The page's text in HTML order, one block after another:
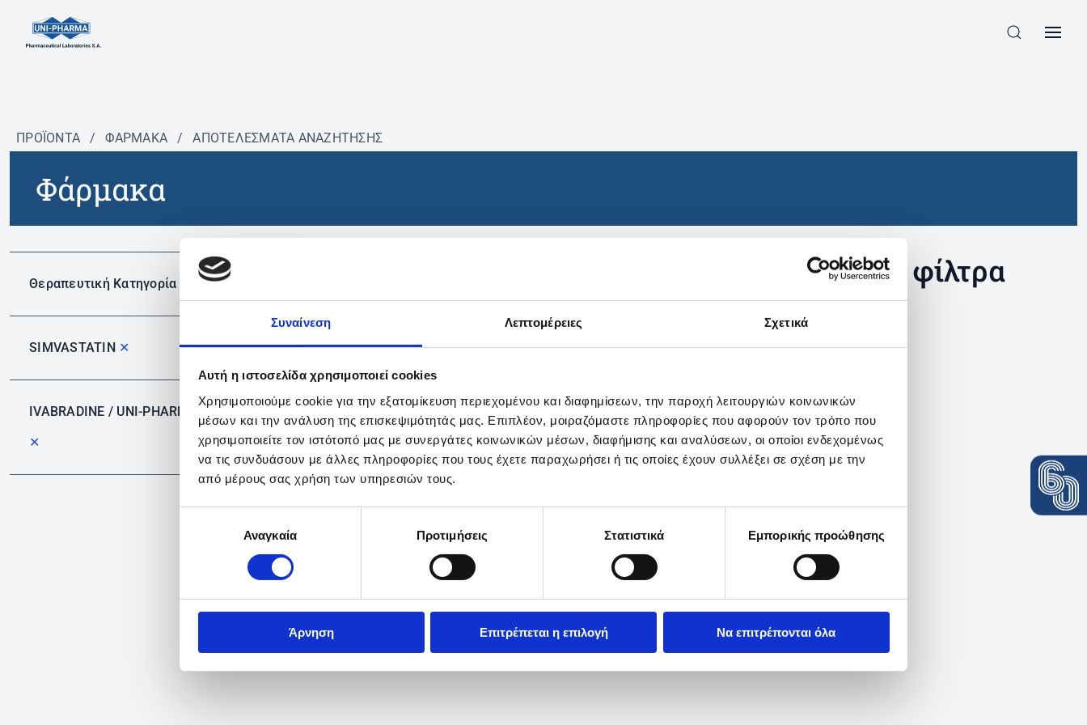
Συναίνεση Λεπτομέρειες Σχετικά
Αυτή η ιστοσελίδα χρησιμοποιεί cookies
Χρησιμοποιούμε cookie για την εξατομίκευση περιεχομένου και διαφημίσεων, την παροχή λειτουργιών κοινωνικών
μέσων και την ανάλυση της επισκεψιμότητάς μας. Επιπλέον, μοιραζόμαστε πληροφορίες που αφορούν τον τρόπο που
χρησιμοποιείτε τον ιστότοπό μας με συνεργάτες κοινωνικών μέσων, διαφήμισης και αναλύσεων, οι οποίοι ενδεχομένως
να τις συνδυάσουν με άλλες πληροφορίες που τους έχετε παραχωρήσει ή τις οποίες έχουν συλλέξει σε σχέση με την
από μέρους σας χρήση των υπηρεσιών τους.
συγκατάθεσηςΑναγκαία Προτιμήσεις Στατιστικά Εμπορικής προώθησης
Άρνηση Επιτρέπεται η επιλογή Να επιτρέπονται όλα
ΠΡΟΪΟΝΤΑ / ΦΆΡΜΑΚΑ / ΑΠΟΤΕΛΕΣΜΑΤΑ ΑΝΑΖΗΤΗΣΗΣ
Φάρμακα
Θεραπευτική Κατηγορία
SIMVASTATIN ✕
IVABRADINE / UNI-PHARMA
✕
Δεν βρέθηκαν προϊόντα με τα συγκεκριμένα φίλτρα